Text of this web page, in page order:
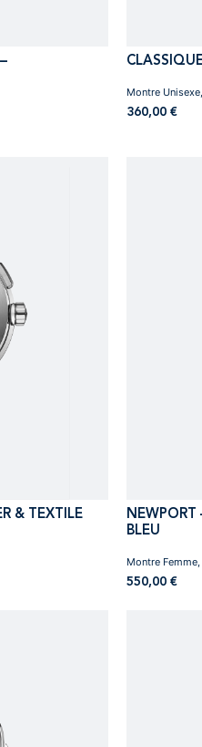
360,00€
Montre
& TEXTILE
NEWPORT
BLEU
550,00€
Montre